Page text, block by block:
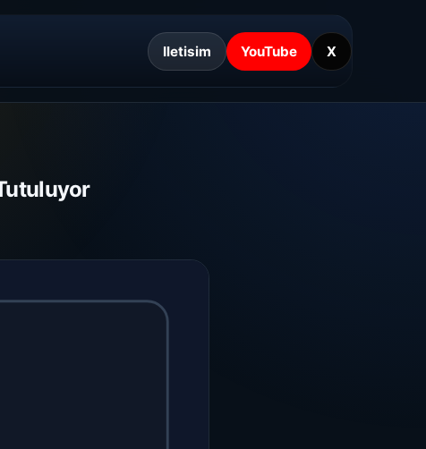
Iletisim YouTube X